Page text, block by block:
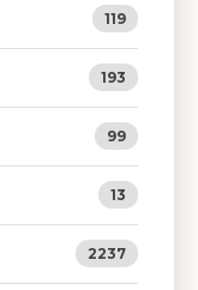
119
193
99
13
2237